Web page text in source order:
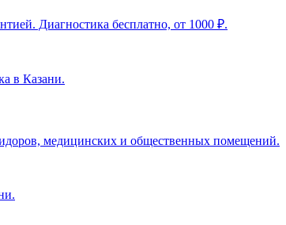
Диагностика бесплатно, от 1000 ₽.
в Казани.
медицинских и общественных помещений.
.